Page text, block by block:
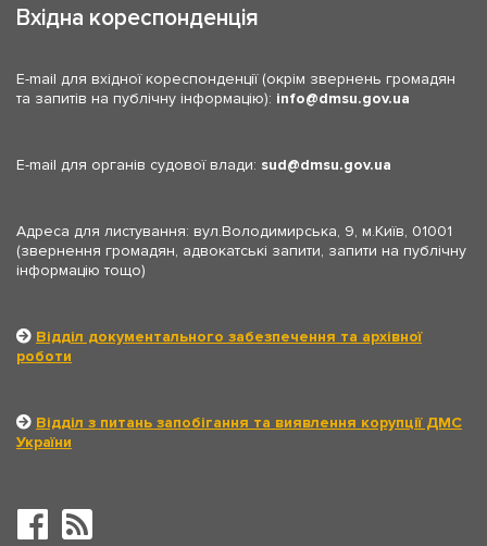
Вхідна кореспонденція
E-mail для вхідної кореспонденції (окрім звернень громадян
та запитів на публічну інформацію): info dmsu.gov.ua
E-mail для органів судової влади: sud dmsu.gov.ua
Адреса для листування: вул.Володимирська, 9, м.Київ, 01001
(звернення громадян, адвокатські запити, запити на публічну
інформацію тощо)
Відділ документального забезпечення та архівної
роботи
Відділ з питань запобігання та виявлення корупції ДМС
України